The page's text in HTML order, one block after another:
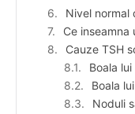
Nivel normal
Ce inseamna
Cauze TSH
Boala
Boala
Noduli